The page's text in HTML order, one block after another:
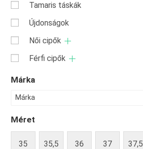
Tamaris táskák
Újdonságok
Női cipők
Férfi cipők
Márka
Márka
Méret
35 35,5 36 37 37,5